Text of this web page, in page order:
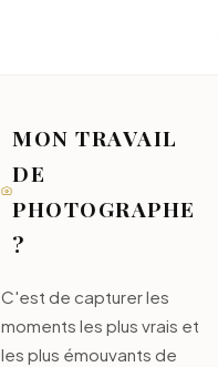
MON TRAVAIL
DE
PHOTOGRAPHE
?
C'est de capturer les
moments les plus vrais et
les plus émouvants de